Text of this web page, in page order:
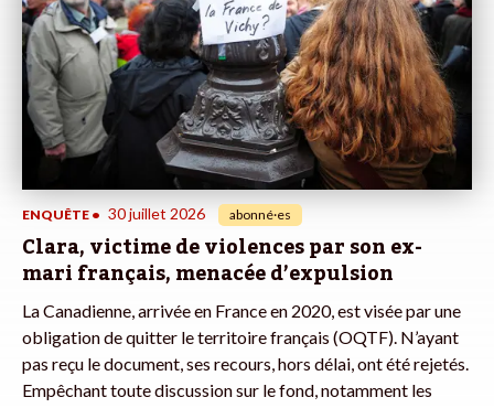
ENQUÊTE • 30 juillet 2026 abonné·es
Clara, victime de violences par son ex-
mari français, menacée d’expulsion
La Canadienne, arrivée en France en 2020, est visée par une
obligation de quitter le territoire français (OQTF). N’ayant
pas reçu le document, ses recours, hors délai, ont été rejetés.
Empêchant toute discussion sur le fond, notamment les